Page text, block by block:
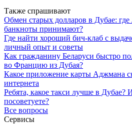
Также спрашивают
Обмен старых долларов в Дубае:
банкноты принимают?
Где найти хороший бич-клаб с
личный опыт и советы
Как гражданину Беларуси быстро
во Францию из Дубая?
Какое приложение карты Аджмана
интернета
Ребята, какое такси лучше в
посоветуете?
Все вопросы
Сервисы